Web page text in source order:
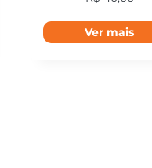
Ver mais